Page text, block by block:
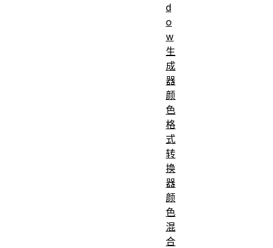
d
o
w
生
成
器
颜
色
格
式
转
换
器
颜
色
混
合